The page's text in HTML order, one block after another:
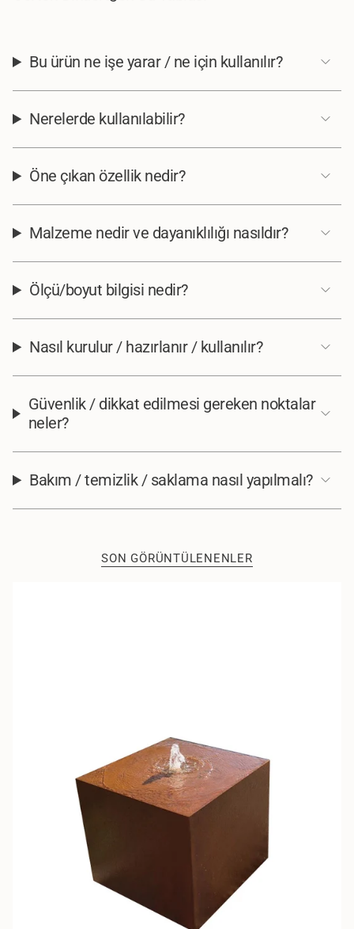
Dekoratif ve fonksiyonel bir su öğesi olarak tasarlanan bu model, modern
Bu ürün ne işe yarar / ne için kullanılır?
Nerelerde kullanılabilir?
Öne çıkan özellik nedir?
Malzeme nedir ve dayanıklılığı nasıldır?
Ölçü/boyut bilgisi nedir?
Nasıl kurulur / hazırlanır / kullanılır?
Güvenlik / dikkat edilmesi gereken noktalar
neler?
Bakım / temizlik / saklama nasıl yapılmalı?
SON GÖRÜNTÜLENENLER